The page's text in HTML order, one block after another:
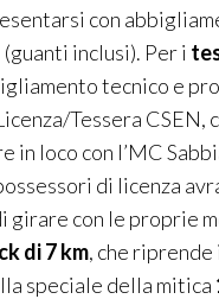
con
inclusi). Per i
tecnico e
Tessera CSEN,
in loco con l’MC
di licenza
girare con le proprie
di 7 km, che
speciale della mitica